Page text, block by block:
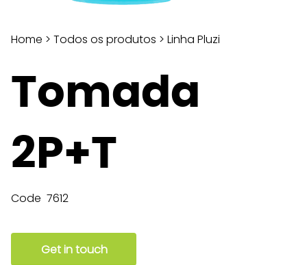
Home > Todos os produtos > Linha Pluzi
Tomada
2P+T
Code 7612
Get in touch